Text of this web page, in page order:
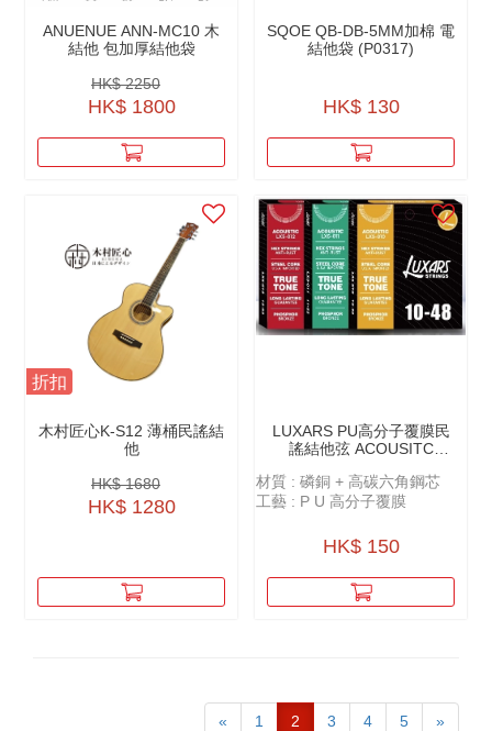
ANUENUE ANN-MC10 木
結他 包加厚結他袋
HK$ 2250
HK$ 1800
SQOE QB-DB-5MM加棉 電
結他袋 (P0317)
HK$ 130
折扣
木村匠心K-S12 薄桶民謠結
他
HK$ 1680
HK$ 1280
LUXARS PU⾼分⼦覆膜民
謠結他弦 ACOUSITC
POLYMER COATING -
LX5
材質 : 磷銅 + 高碳六角鋼芯
工藝 : P U 高分子覆膜
HK$ 150
« 1 2 3 4 5 »